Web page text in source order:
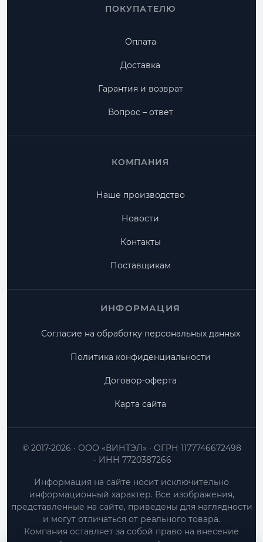
ПОКУПАТЕЛЮ
Оплата
Доставка
Гарантия и возврат
Вопрос – ответ
КОМПАНИЯ
Наше производство
Новости
Контакты
Поставщикам
ИНФОРМАЦИЯ
Согласие на обработку персональных данных
Политика конфиденциальности
Договор-оферта
Карта сайта
ООО «ВИНТЭЛ»
ОГРН 1177746672498
ИНН 7720387266
© 2017-2026
Информация на сайте носит исключительно
информационный характер. Все изображения,
представленные на сайте, приведены для наглядности
и могут отличаться от реального товара.
Компания оставляет за собой право на внесение